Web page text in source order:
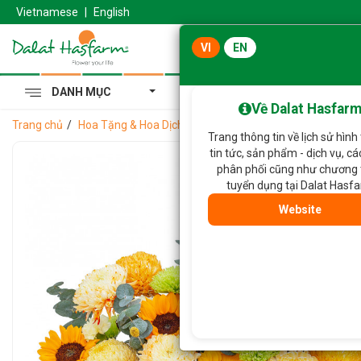
Vietnamese English
DANH MỤC
Trang chủ Hoa Tặng & Hoa Dịch Vụ
VI EN
Về Dalat Hasfarm
Trang thông tin về lịch sử hình
tin tức, sản phẩm - dịch vụ,
phân phối cũng như chương
tuyển dụng tại Dalat
Website